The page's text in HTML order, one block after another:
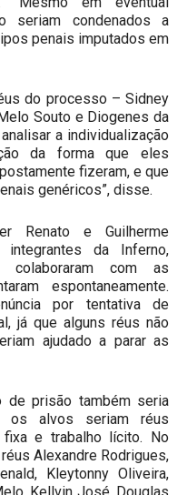
seriam condenados a
penais imputados em
do processo – Sidney
Souto e Diogenes da
a individualização
da forma que eles
fizeram, e que
genéricos”, disse.
Renato e Guilherme
da Inferno,
colaboraram com as
espontaneamente.
por tentativa de
já que alguns réus não
ajudado a parar as
de prisão também seria
os alvos seriam réus
e trabalho lícito. No
Alexandre Rodrigues,
Kleytonny Oliveira,